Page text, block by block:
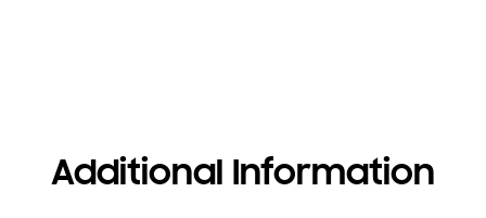
Additional Information